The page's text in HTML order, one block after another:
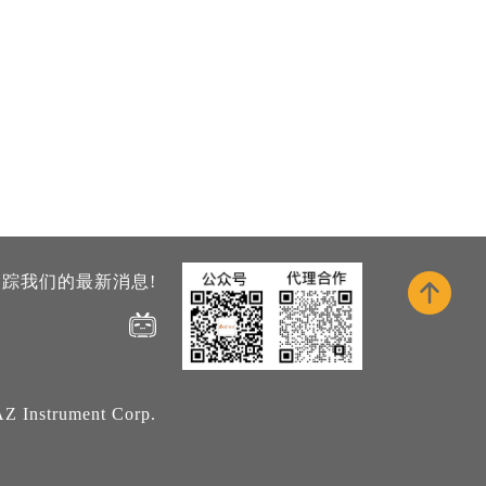
我们的最新消息!
Instrument Corp.